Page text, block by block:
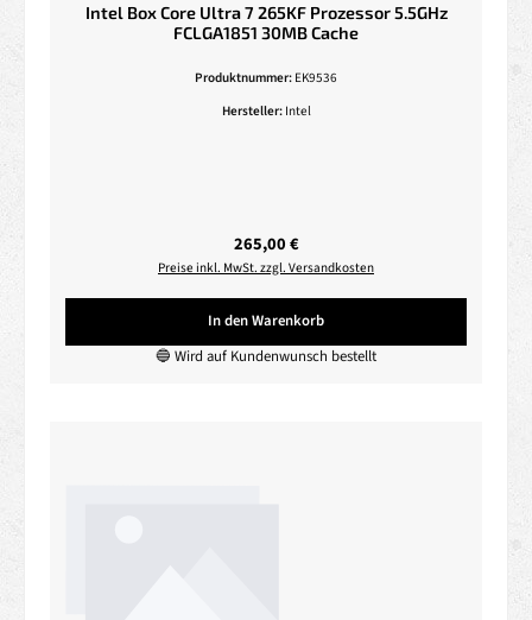
Intel Box Core Ultra 7 265KF Prozessor 5.5GHz
FCLGA1851 30MB Cache
Produktnummer: EK9536
Hersteller: Intel
Regulärer Preis:
265,00 €
Preise inkl. MwSt. zzgl. Versandkosten
In den Warenkorb
🔵 Wird auf Kundenwunsch bestellt